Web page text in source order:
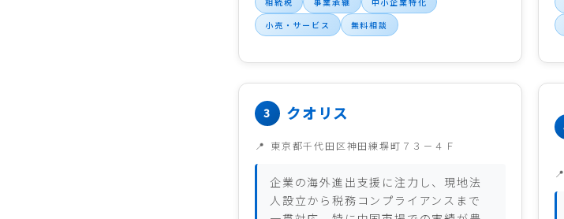
小売・サービス
無料相談
クオリス
東京都千代田区神田練塀町７３－４Ｆ
企業の海外進出支援に注力し、現地法
人設立から税務コンプライアンスまで